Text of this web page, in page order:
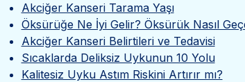
Akciğer Kanseri Tarama Yaşı
Öksürüğe Ne İyi Gelir? Öksürük Nasıl
Akciğer Kanseri Belirtileri ve Tedavisi
Sıcaklarda Deliksiz Uykunun 10 Yolu
Kalitesiz Uyku Astım Riskini Artırır mı?